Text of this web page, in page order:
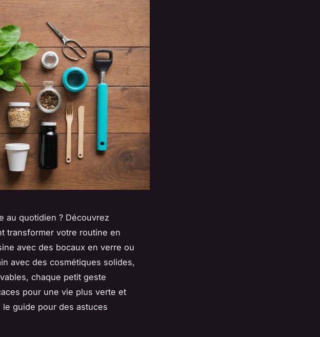
au quotidien ? Découvrez
transformer votre routine en
avec des bocaux en verre ou
avec des cosmétiques solides,
chaque petit geste
pour une vie plus verte et
guide pour des astuces